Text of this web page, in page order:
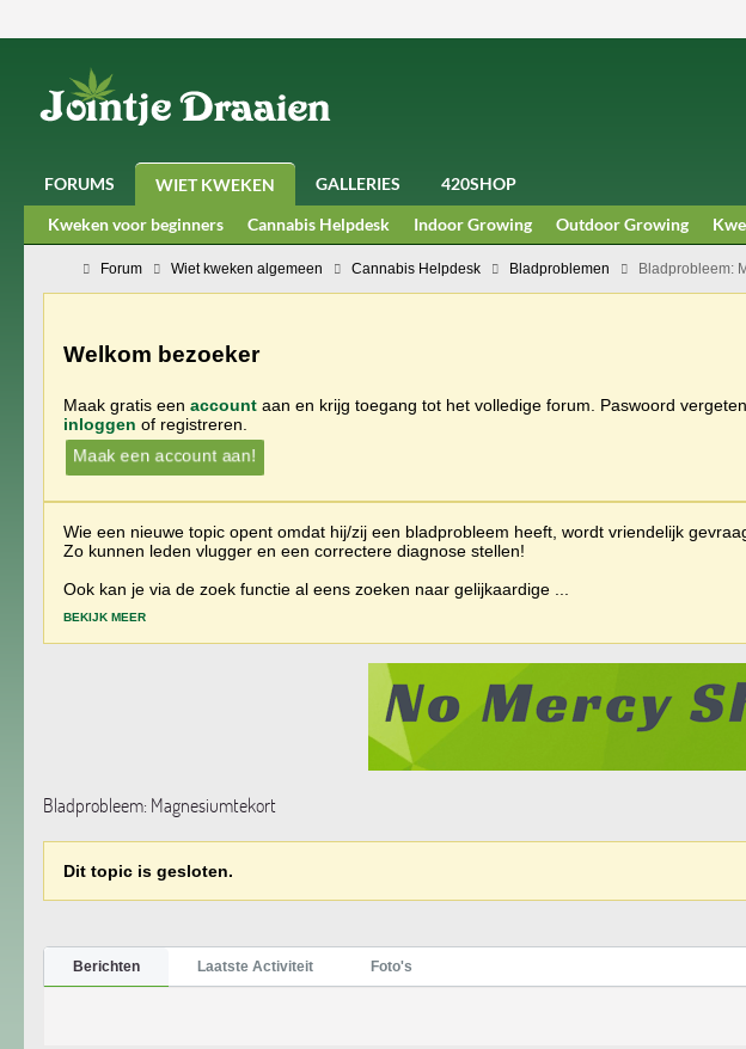
FORUMS WIET KWEKEN GALLERIES
420SHOP
Kweken voor beginners
Cannabis Helpdesk Indoor Growing Outdoor Growing
Forum Wiet kweken algemeen Cannabis Helpdesk Bladproblemen Bladprobleem:
Welkom bezoeker
Maak gratis een account aan en krijg toegang tot het volledige forum. Paswoord
inloggen of registreren.
Maak een account aan!
Wie een nieuwe topic opent omdat hij/zij een bladprobleem heeft, wordt vriendelijk
Zo kunnen leden vlugger en een correctere diagnose stellen!
Ook kan je via de zoek functie al eens zoeken naar gelijkaardige
BEKIJK MEER
Bladprobleem: Magnesiumtekort
Dit topic is gesloten.
Berichten Laatste Activiteit Foto's